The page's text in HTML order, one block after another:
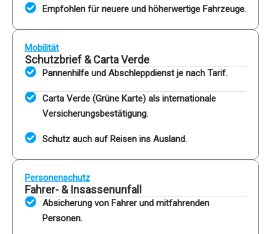
Empfohlen für neuere und höherwertige Fahrzeuge.
Mobilität
Schutzbrief & Carta Verde
Pannenhilfe und Abschleppdienst je nach Tarif.
Carta Verde (Grüne Karte) als internationale
Versicherungsbestätigung.
Schutz auch auf Reisen ins Ausland.
Personenschutz
Fahrer- & Insassenunfall
Absicherung von Fahrer und mitfahrenden
Personen.